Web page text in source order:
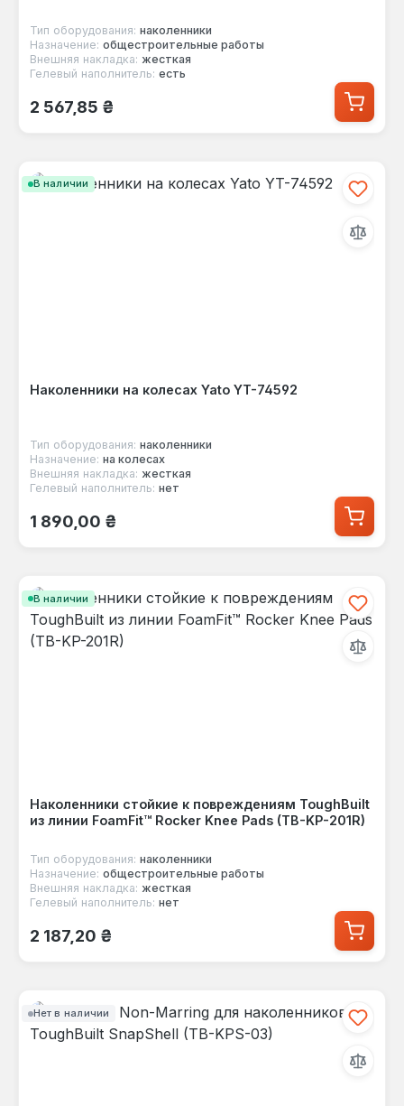
Тип оборудования: наколенники
Назначение: общестроительные работы
Внешняя накладка: жесткая
Гелевый наполнитель: есть
Обычная цена:
2 567,85 ₴
В наличии
Наколенники на колесах Yato YT-74592
Тип оборудования: наколенники
Назначение: на колесах
Внешняя накладка: жесткая
Гелевый наполнитель: нет
Обычная цена:
1 890,00 ₴
В наличии
Наколенники стойкие к повреждениям ToughBuilt
из линии FoamFit™ Rocker Knee Pads (TB-KP-201R)
Тип оборудования: наколенники
Назначение: общестроительные работы
Внешняя накладка: жесткая
Гелевый наполнитель: нет
Обычная цена:
2 187,20 ₴
Нет в наличии